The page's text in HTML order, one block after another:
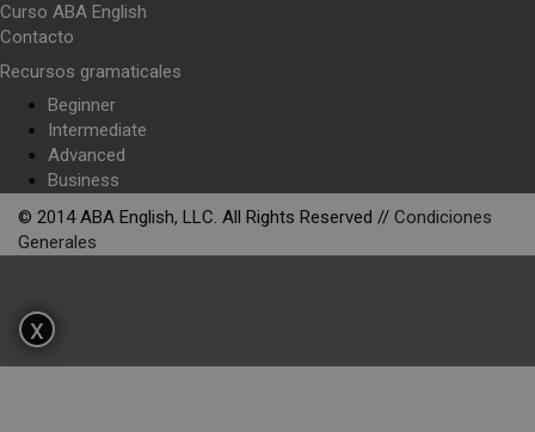
Curso ABA English
Contacto
Recursos gramaticales
Beginner
Intermediate
Advanced
Business
© 2014 ABA English, LLC. All Rights Reserved // Condiciones
Generales
x